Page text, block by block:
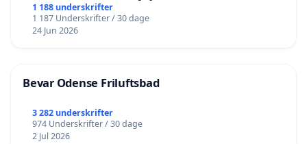
lokalområde i balance
1 188 underskrifter
1 187 Underskrifter / 30 dage
24 Jun 2026
Bevar Odense Friluftsbad
3 282 underskrifter
974 Underskrifter / 30 dage
2 Jul 2026